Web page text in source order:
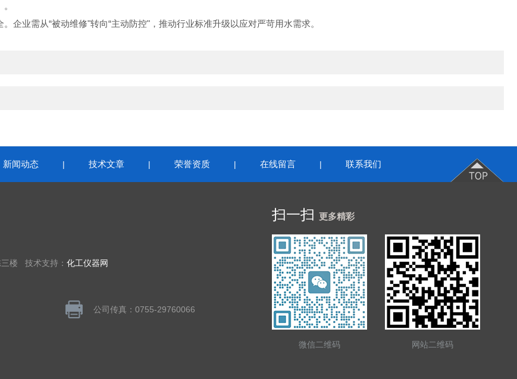
业需从“被动维修"转向“主动防控"，推动行业标准升级以应对严苛用水需求。
新闻动态 | 技术文章 | 荣誉资质 | 在线留言 | 联系我们
楼 技术支持： 化工仪器网
公司传真：0755-29760066
扫一扫 更多精彩
微信二维码 网站二维码